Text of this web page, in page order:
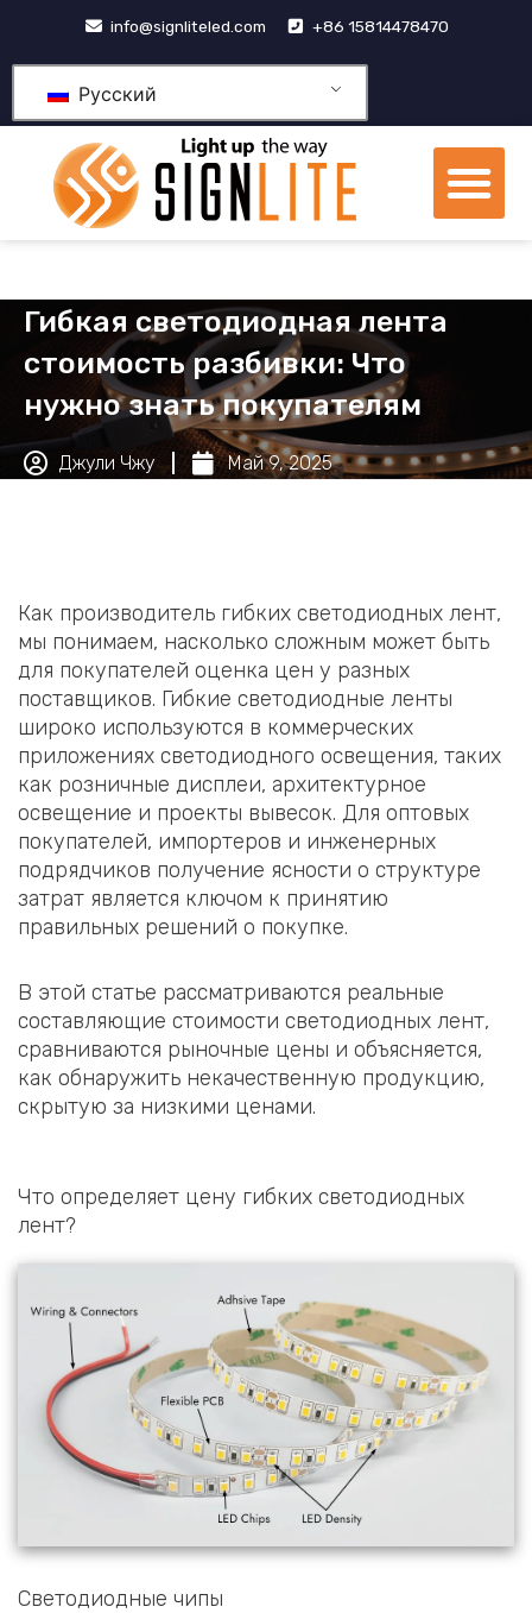
内
info@signliteled.com +86 15814478470
Русский
Гибкая светодиодная лента
стоимость разбивки: Что
нужно знать покупателям
Джули Чжу Май 9, 2025
Как производитель гибких светодиодных лент,
мы понимаем, насколько сложным может быть
для покупателей оценка цен у разных
поставщиков. Гибкие светодиодные ленты
широко используются в коммерческих
приложениях светодиодного освещения, таких
как розничные дисплеи, архитектурное
освещение и проекты вывесок. Для оптовых
покупателей, импортеров и инженерных
подрядчиков получение ясности о структуре
затрат является ключом к принятию
правильных решений о покупке.
В этой статье рассматриваются реальные
составляющие стоимости светодиодных лент,
сравниваются рыночные цены и объясняется,
как обнаружить некачественную продукцию,
скрытую за низкими ценами.
Что определяет цену гибких светодиодных
лент?
Светодиодные чипы